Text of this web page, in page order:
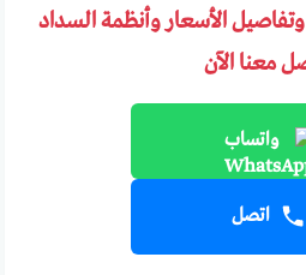
وتفاصيل الأسعار وأنظمة السداد
معنا الآن
واتساب
اتصل